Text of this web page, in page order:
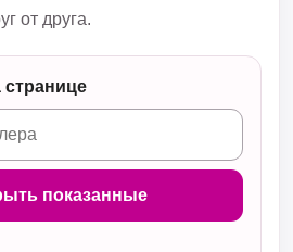
от друга.
странице
показанные